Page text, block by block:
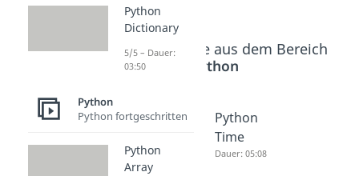
Beliebte Inhalte aus dem Bereich
Python
Python
Dauer: 04:24
Python
Dauer: 04:42
Python
Time
Dauer: 05:08
Python
Dictionary
5/5 – Dauer:
03:50
Python
Python fortgeschritten
Python
Array